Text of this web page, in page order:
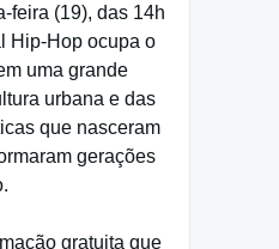
feira (19), das 14h
Hip-Hop ocupa o
uma grande
urbana e das
que nasceram
gerações
gratuita que